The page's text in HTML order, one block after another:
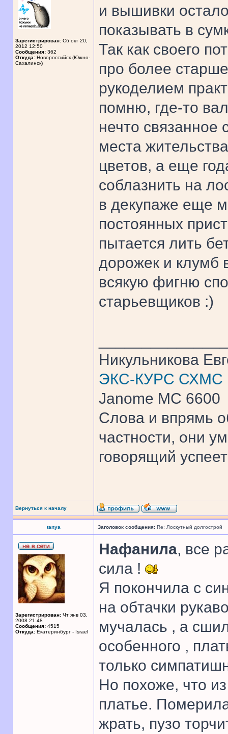
Зарегистрирован: Сб окт 20,
2012 12:50
Сообщения: 362
Откуда: Новороссийск (Южно-
Сахалинск)
и вышивки
показывать в
Так как своего
про более
рукоделием
помню, где-то
нечто
места
цветов, а еще
соблазнить на
в декупаже еще
постоянных
пытается лить
дорожек и клумб
всякую фигню
старьевщиков :)
Никульникова
ЭКС-КУРС СХМС
Janome MC 6600
Слова и впрямь
частности, они
говорящий
Вернуться к началу
tanya Заголовок сообщения: Re: Лоскутный долгострой
Зарегистрирован: Чт янв 03,
2008 21:48
Сообщения: 4515
Откуда: Екатеринбург - Israel
Нафанила, все
сила !
Я покончила с
на обтачки
мучалась , а
особенного ,
только
Но похоже, что
платье.
жрать, пузо